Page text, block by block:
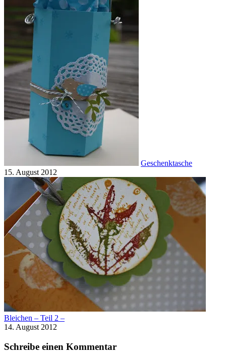
Geschenktasche
15. August 2012
Bleichen – Teil 2 –
14. August 2012
Schreibe einen Kommentar